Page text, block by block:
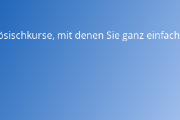
mit denen Sie ganz einfach